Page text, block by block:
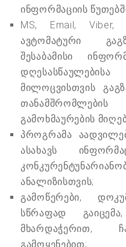
ინფორმაციის
MS, Email, Viber,
ავტომატური
შესაბამისი
მილოცვისთვის
გამოხმაურების
პროგრამა
ასახავს
ანალიზისთვის;
გამოწერები,
სწრაფად
მხარდაჭერით,
გამოყენებით;